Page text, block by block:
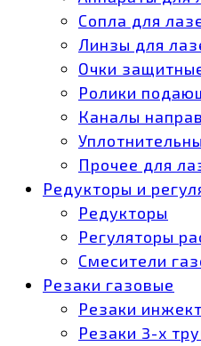
Сопла для
Линзы для
Очки
Ролики
Каналы
Прочее для
Редукторы и
Редукторы
Регуляторы
Смесители
Резаки газовые
Резаки
Резаки 3-х